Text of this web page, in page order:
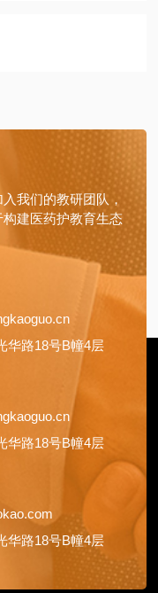
我们的教研团队，
建医药护教育生态
华路18号B幢4层
华路18号B幢4层
华路18号B幢4层